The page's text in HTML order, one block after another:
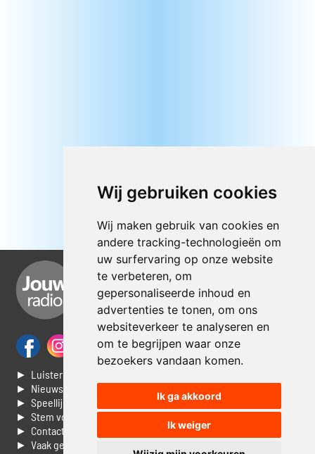
Wij gebruiken cookies
Wij maken gebruik van cookies en
andere tracking-technologieën om
uw surfervaring op onze website
te verbeteren, om
gepersonaliseerde inhoud en
advertenties te tonen, om ons
websiteverkeer te analyseren en
om te begrijpen waar onze
bezoekers vandaan komen.
Ik ga akkoord
Ik weiger
► Luisteren naar Jouwradio
► Nieuws
► Speellijst
► Stem voor de Dag top 3
► Contacteer ons
► Vaak gestelde vragen